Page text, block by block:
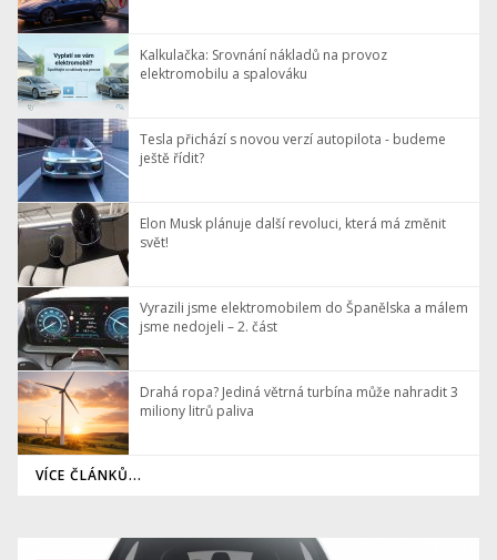
Kalkulačka: Srovnání nákladů na provoz
elektromobilu a spalováku
Tesla přichází s novou verzí autopilota - budeme
ještě řídit?
Elon Musk plánuje další revoluci, která má změnit
svět!
Vyrazili jsme elektromobilem do Španělska a málem
jsme nedojeli – 2. část
Drahá ropa? Jediná větrná turbína může nahradit 3
miliony litrů paliva
VÍCE ČLÁNKŮ...